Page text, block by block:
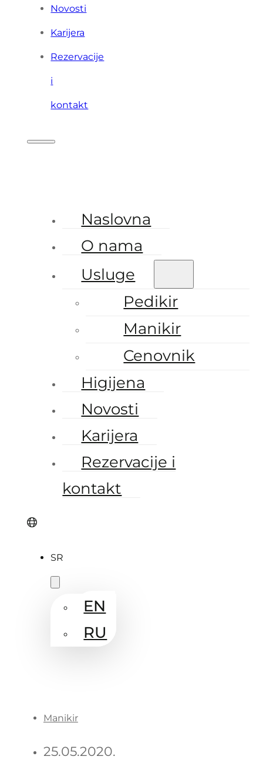
Novosti
Karijera
Rezervacije
i
kontakt
Naslovna
O nama
Usluge
Pedikir
Manikir
Cenovnik
Higijena
Novosti
Karijera
Rezervacije i
kontakt
SR
EN
RU
Manikir
25.05.2020.